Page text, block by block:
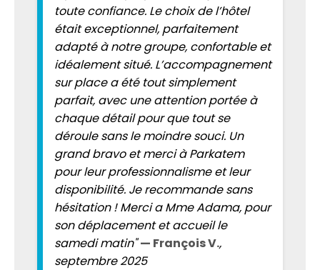
toute confiance. Le choix de l’hôtel
était exceptionnel, parfaitement
adapté à notre groupe, confortable et
idéalement situé. L’accompagnement
sur place a été tout simplement
parfait, avec une attention portée à
chaque détail pour que tout se
déroule sans le moindre souci. Un
grand bravo et merci à Parkatem
pour leur professionnalisme et leur
disponibilité. Je recommande sans
hésitation ! Merci a Mme Adama, pour
son déplacement et accueil le
samedi matin" — François V.,
septembre 2025